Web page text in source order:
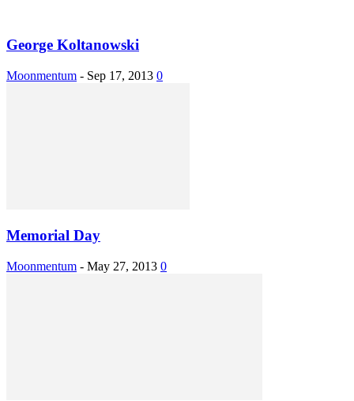
George Koltanowski
Moonmentum - Sep 17, 2013 0
Memorial Day
Moonmentum - May 27, 2013 0